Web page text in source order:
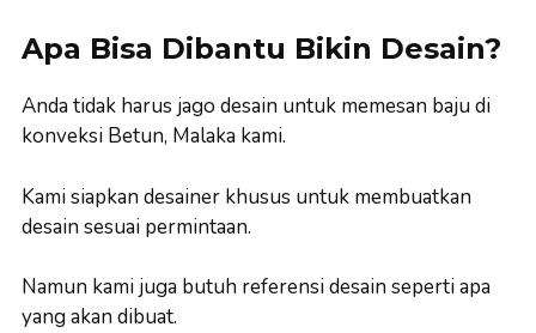
Apa Bisa Dibantu Bikin Desain?
Anda tidak harus jago desain untuk memesan baju di
konveksi Betun, Malaka kami.
Kami siapkan desainer khusus untuk membuatkan
desain sesuai permintaan.
Namun kami juga butuh referensi desain seperti apa
yang akan dibuat.